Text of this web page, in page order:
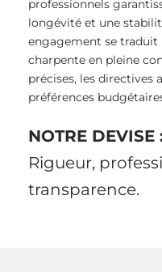
professionnels
longévité et une
engagement se traduit
charpente en pleine
précises, les directives
préférences
NOTRE DEVISE
Rigueur,
transparence.